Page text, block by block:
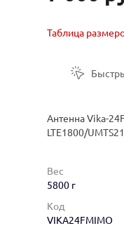
Таблица
Антенна Vika-
LTE1800/
Вес
5800 г
Код
VIKA24FMIMO